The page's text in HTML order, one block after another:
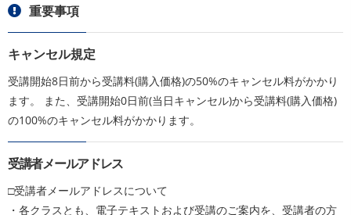
重要事項
キャンセル規定
受講開始8日前から受講料(購入価格)の50%のキャンセル料がかかり
ます。 また、受講開始0日前(当日キャンセル)から受講料(購入価格)
の100%のキャンセル料がかかります。
受講者メールアドレス
□受講者メールアドレスについて
・各クラスとも、電子テキストおよび受講のご案内を、受講者の方